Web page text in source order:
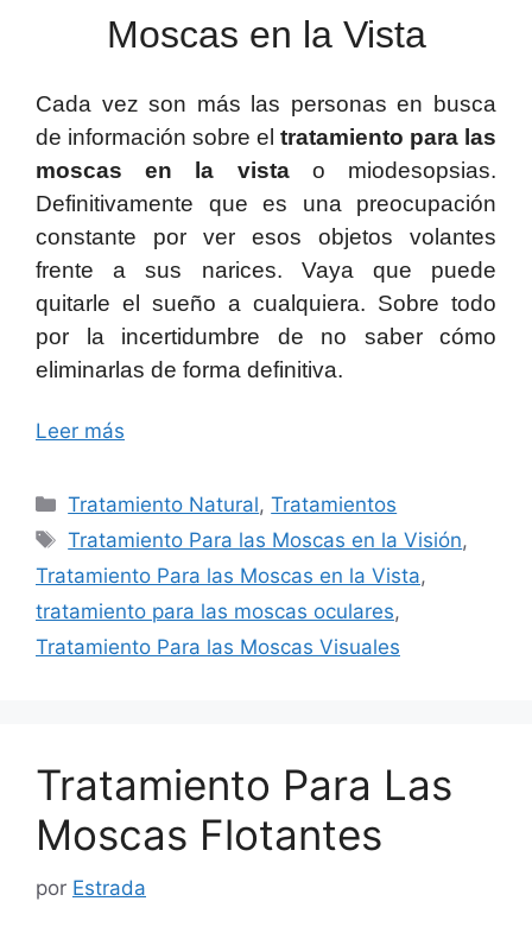
Moscas en la Vista
Cada vez son más las personas en busca
de información sobre el tratamiento para las
moscas en la vistao miodesopsias.
Definitivamente que es una preocupación
constante por ver esos objetos volantes
frente a sus narices. Vaya que puede
quitarle el sueño a cualquiera. Sobre todo
por la incertidumbre de no saber cómo
eliminarlas de forma definitiva.
Leer más
Categorías
Tratamiento Natural,Tratamientos
Etiquetas
Tratamiento Para las Moscas en la Visión,
Tratamiento Para las Moscas en la Vista,
tratamiento para las moscas oculares,
Tratamiento Para las Moscas Visuales
Tratamiento Para Las
Moscas Flotantes
por Estrada